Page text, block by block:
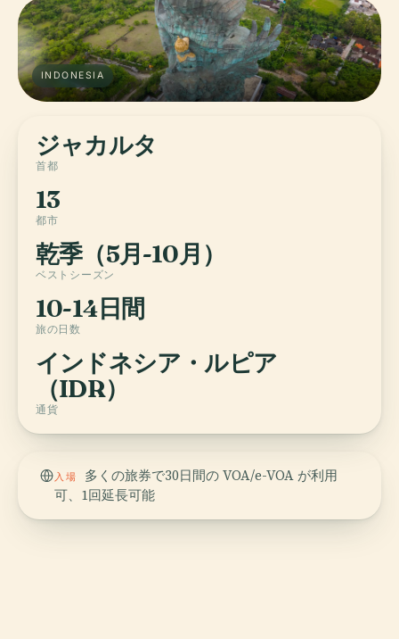
INDONESIA
ジャカルタ
首都
13
都市
乾季（5月-10月）
ベストシーズン
10-14日間
旅の日数
インドネシア・ルピア
（IDR）
通貨
入場
多くの旅券で30日間の VOA/e-VOA が利用
可、1回延長可能